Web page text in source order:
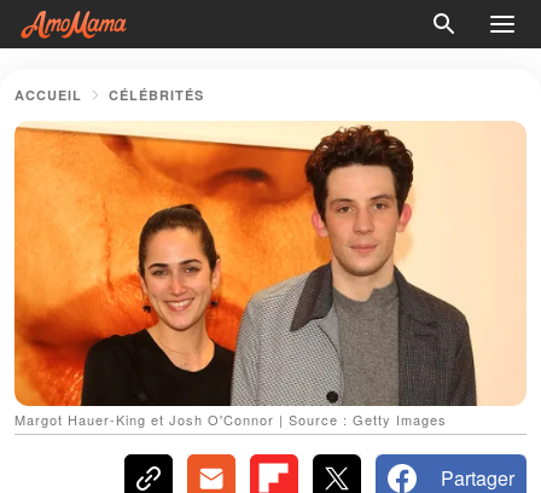
ACCUEIL CÉLÉBRITÉS
Margot Hauer-King et Josh O'Connor | Source : Getty Images
Partager